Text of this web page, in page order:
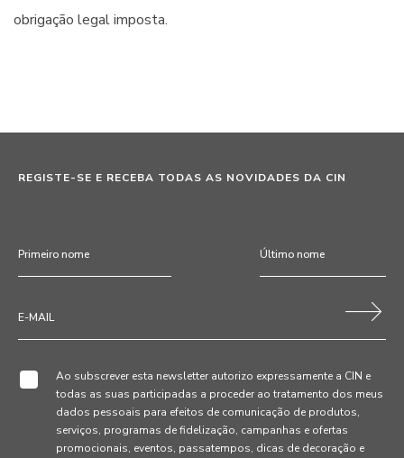
obrigação legal imposta.
REGISTE-SE E RECEBA TODAS AS NOVIDADES DA CIN
Ao subscrever esta newsletter autorizo expressamente a CIN e
todas as suas participadas a proceder ao tratamento dos meus
dados pessoais para efeitos de comunicação de produtos,
serviços, programas de fidelização, campanhas e ofertas
promocionais, eventos, passatempos, dicas de decoração e